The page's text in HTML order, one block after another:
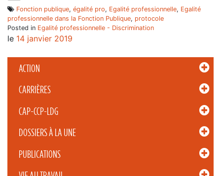
ACTION
CARRIÈRES
CAP-CCP-LDG
DOSSIERS À LA UNE
PUBLICATIONS
Fonction publique, égalité pro, Egalité professionnelle, Egalité
professionnelle dans la Fonction Publique, protocole
Posted in Egalité professionnelle - Discrimination
le 14 janvier 2019